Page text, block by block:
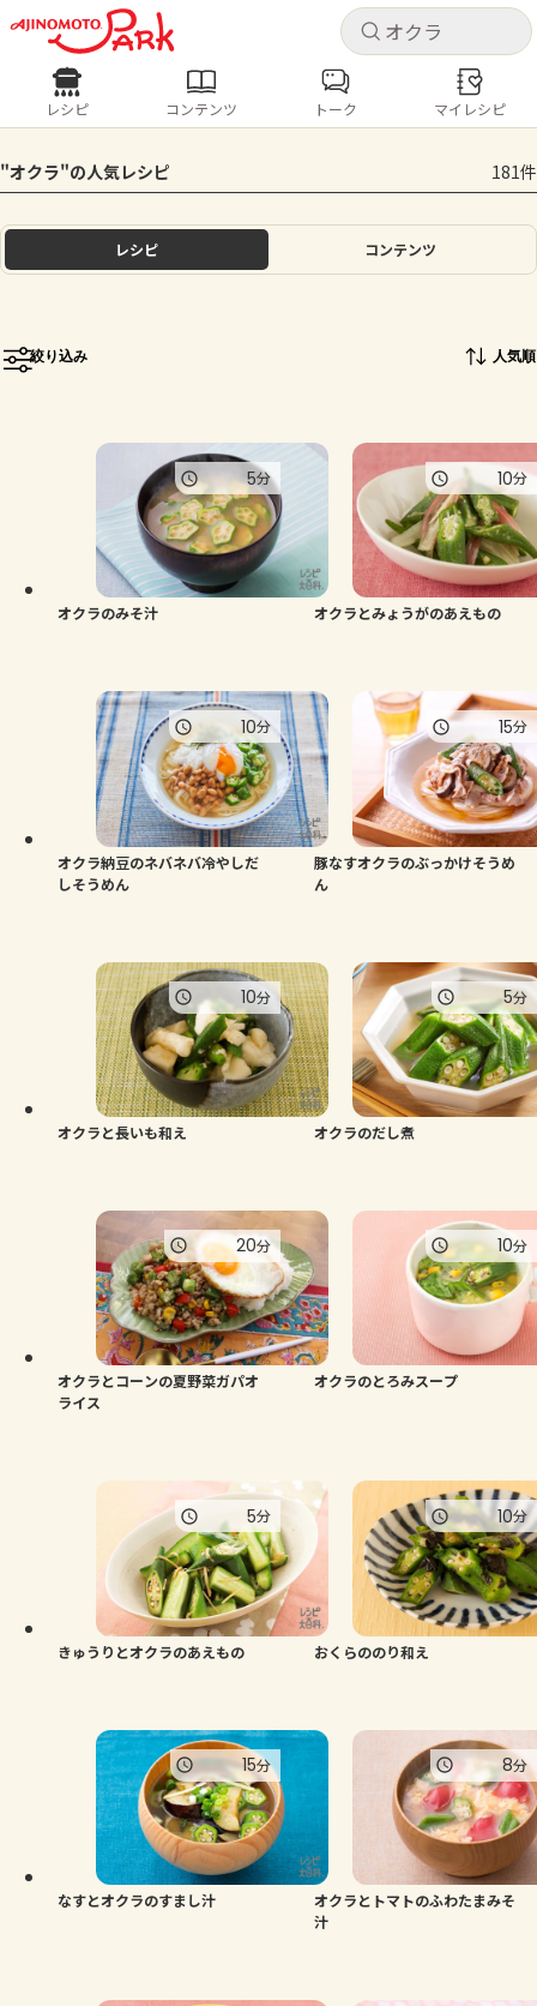
キャ
ログインするとレシピを保存できます
ログイン
ホーム
トーク
よくあるお問い合わせ
お買い物
キャ
レシピ コンテンツ
人気の食材・レシピ
きゅうり なす トマト とうもろこし
ピーマン
レシピ コンテンツ トーク マイレシピ
"オクラ"の人気レシピ 181件
レシピ コンテンツ
絞り込み 人気順
オクラのみそ汁
5分
オクラとみょうがのあえもの
10分
オクラ納豆のネバネバ冷やしだ
しそうめん
10分
豚なすオクラのぶっかけそうめ
ん
15分
オクラと長いも和え
10分
オクラのだし煮
5分
オクラとコーンの夏野菜ガパオ
ライス
20分
オクラのとろみスープ
10分
きゅうりとオクラのあえもの
5分
おくらののり和え
10分
なすとオクラのすまし汁
15分
オクラとトマトのふわたまみそ
汁
8分